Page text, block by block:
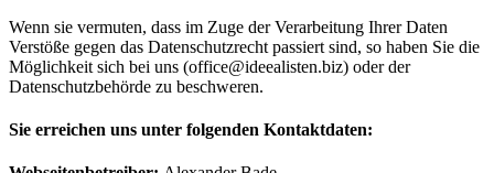
Wenn sie vermuten, dass im Zuge der Verarbeitung Ihrer Daten
Verstöße gegen das Datenschutzrecht passiert sind, so haben Sie die
Möglichkeit sich bei uns (office@ideealisten.biz) oder der
Datenschutzbehörde zu beschweren.
Sie erreichen uns unter folgenden Kontaktdaten: